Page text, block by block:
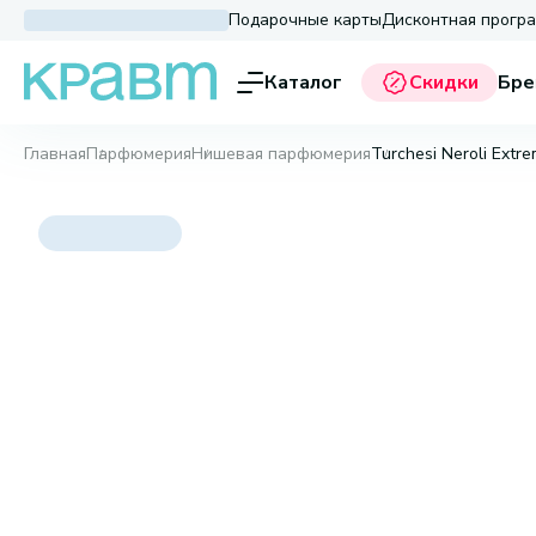
Подарочные картыДисконтная
Каталог Скидки
ГлавнаяПарфюмерияНишевая парфюмерияTurchesi Neroli